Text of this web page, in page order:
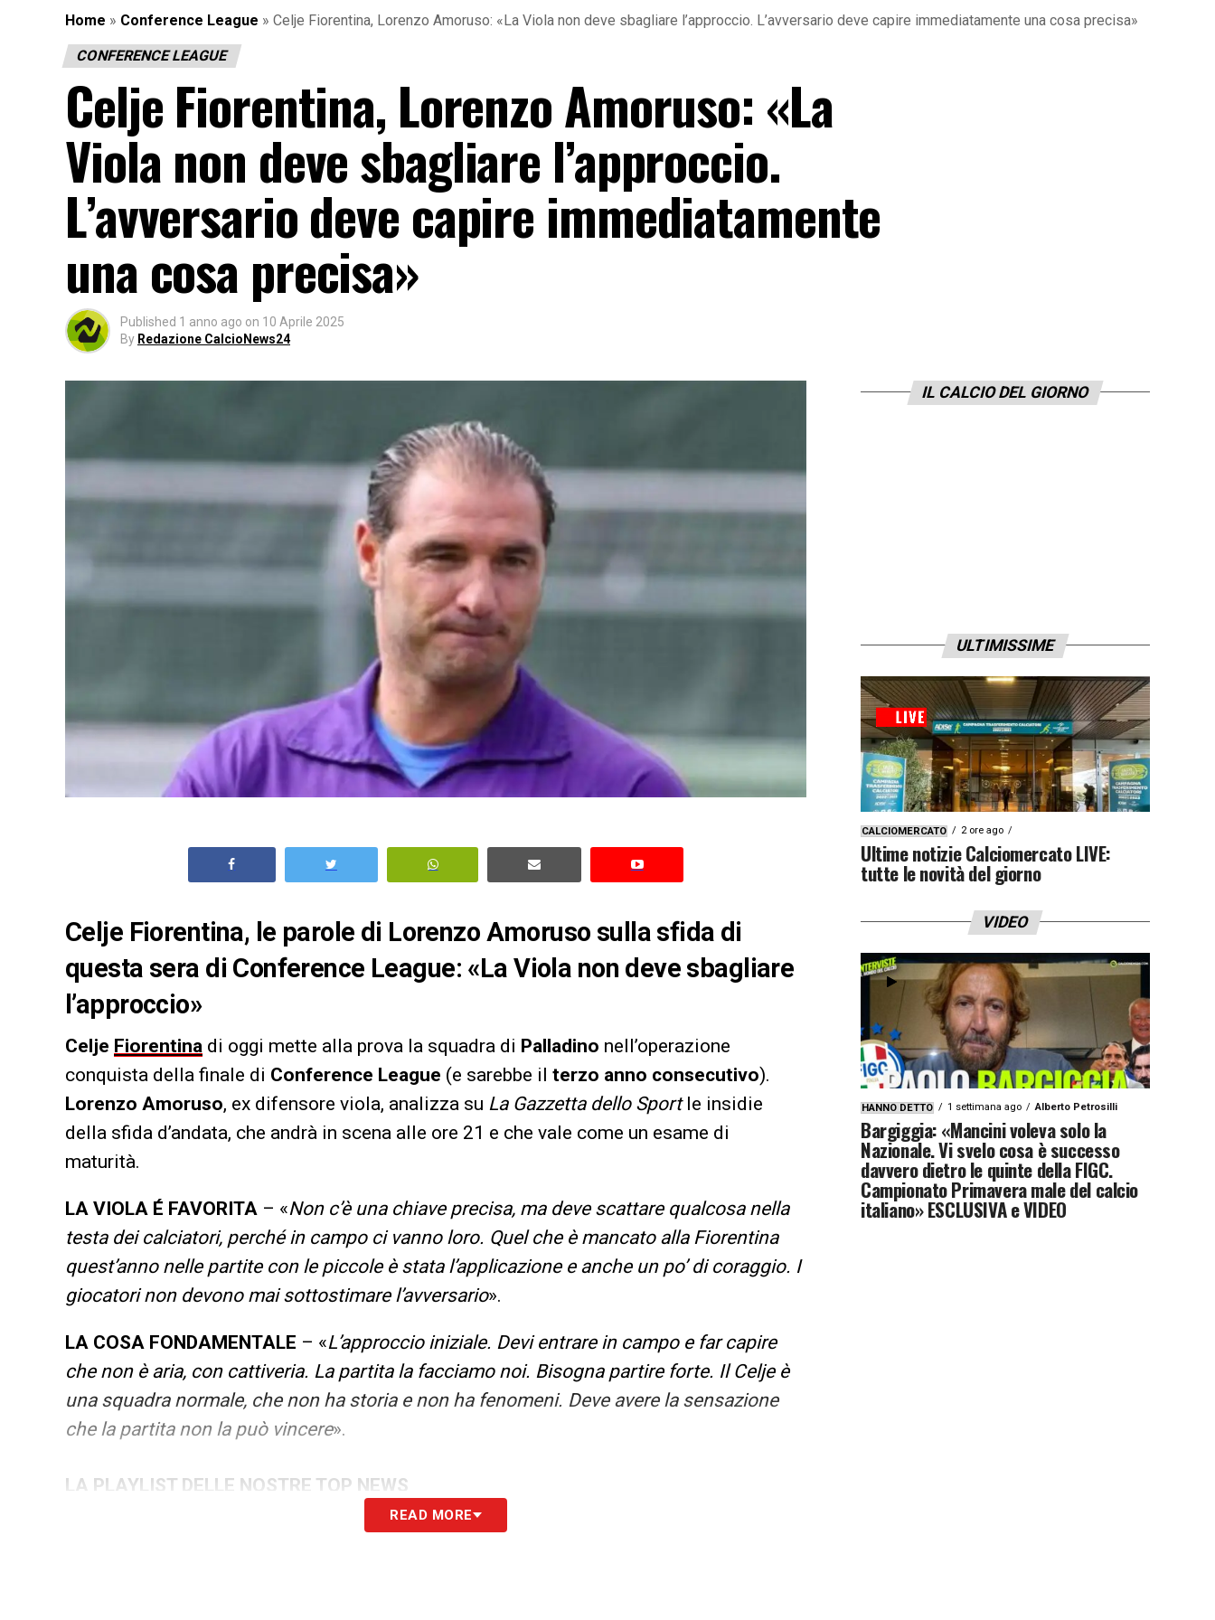
Home » Conference League » Celje Fiorentina, Lorenzo Amoruso: «La Viola non deve sbagliare l’approccio. L’avversario deve capire immediatamente una cosa precisa»
CONFERENCE LEAGUE
Celje Fiorentina, Lorenzo Amoruso: «La
Viola non deve sbagliare l’approccio.
L’avversario deve capire immediatamente
una cosa precisa»
Published 1 anno ago on 10 Aprile 2025
By Redazione CalcioNews24
Celje Fiorentina, le parole di Lorenzo Amoruso sulla sfida di
questa sera di Conference League: «La Viola non deve sbagliare
l’approccio»
Celje Fiorentina di oggi mette alla prova la squadra di Palladino nell’operazione
conquista della finale di Conference League (e sarebbe il terzo anno consecutivo).
Lorenzo Amoruso, ex difensore viola, analizza su La Gazzetta dello Sportle insidie
della sfida d’andata, che andrà in scena alle ore 21 e che vale come un esame di
maturità.
LA VIOLA É FAVORITA – «Non c’è una chiave precisa, ma deve scattare qualcosa nella
testa dei calciatori, perché in campo ci vanno loro. Quel che è mancato alla Fiorentina
quest’anno nelle partite con le piccole è stata l’applicazione e anche un po’ di coraggio. I
giocatori non devono mai sottostimare l’avversario».
LA COSA FONDAMENTALE – «L’approccio iniziale. Devi entrare in campo e far capire
che non è aria, con cattiveria. La partita la facciamo noi. Bisogna partire forte. Il Celje è
una squadra normale, che non ha storia e non ha fenomeni. Deve avere la sensazione
che la partita non la può vincere».
LA PLAYLIST DELLE NOSTRE TOP NEWS
READ MORE
IL CALCIO DEL GIORNO
ULTIMISSIME
CALCIOMERCATO 2 ore ago
Ultime notizie Calciomercato LIVE:
tutte le novità del giorno
VIDEO
HANNO DETTO 1 settimana ago Alberto Petrosilli
Bargiggia: «Mancini voleva solo la
Nazionale. Vi svelo cosa è successo
davvero dietro le quinte della FIGC.
Campionato Primavera male del calcio
italiano» ESCLUSIVA e VIDEO